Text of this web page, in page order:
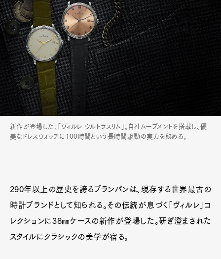
新作が登場した、「ヴィルレ ウルトラスリム」。自社ムーブメントを搭載し、優
美なドレスウォッチに100時間という長時間駆動の実力を秘める。
290年以上の歴史を誇るブランパンは、現存する世界最古の
時計ブランドとして知られる。その伝統が息づく「ヴィルレ」コ
レクションに38㎜ケースの新作が登場した。研ぎ澄まされた
スタイルにクラシックの美学が宿る。